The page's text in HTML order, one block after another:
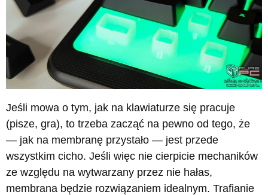
Jeśli mowa o tym, jak na klawiaturze się pracuje
(pisze, gra), to trzeba zacząć na pewno od tego, że
— jak na membranę przystało — jest przede
wszystkim cicho. Jeśli więc nie cierpicie mechaników
ze względu na wytwarzany przez nie hałas,
membrana będzie rozwiązaniem idealnym. Trafianie